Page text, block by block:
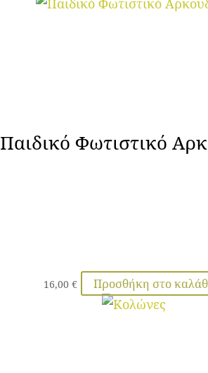
Παιδικό Φωτιστικό
16,00 € Προσθήκη στο